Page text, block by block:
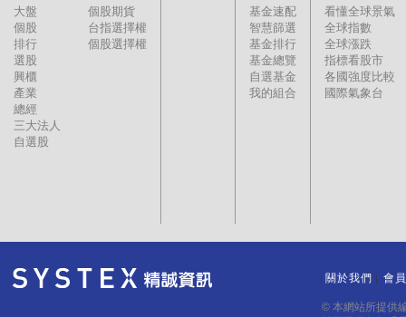
大盤
個股
排行
選股
興櫃
產業
總經
三大法人
自選股
個股期貨
台指選擇權
個股選擇權
基金速配
智慧篩選
基金排行
基金總覽
自選基金
我的組合
看懂全球景氣
全球指數
全球漲跌
指標看股市
各國強度比較
國際氣象台
關於我們 會
© 本網站所提供